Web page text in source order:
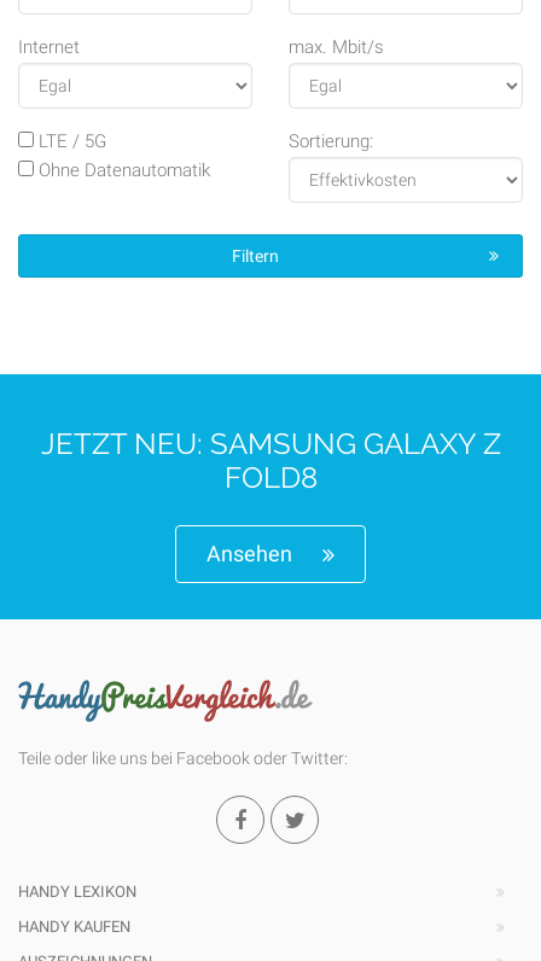
Internet max. Mbit/s
LTE / 5G
Ohne Daten­auto­matik
Sortierung:
Filtern
JETZT NEU: SAMSUNG GALAXY Z
FOLD8
Ansehen
Teile oder like uns bei Facebook oder Twitter:
HANDY LEXIKON
HANDY KAUFEN